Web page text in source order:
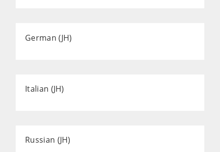
German (JH)
Italian (JH)
Russian (JH)